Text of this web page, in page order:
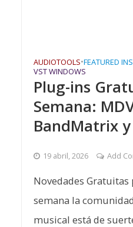
AUDIOTOOLS•FEATURED
VST WINDOWS
Plug-ins
Semana:
BandMatrix y
19 abril, 2026 Add
Novedades Gratuitas
semana la
musical está de